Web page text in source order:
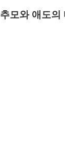
추모와 애도의